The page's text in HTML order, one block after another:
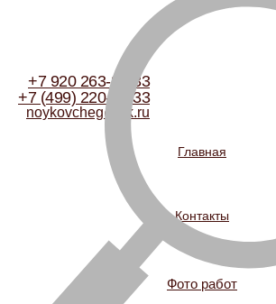
+7 920 263-22-33
+7 (499) 220-22-33
noykovcheg@bk.ru
Главная
Контакты
Фото работ